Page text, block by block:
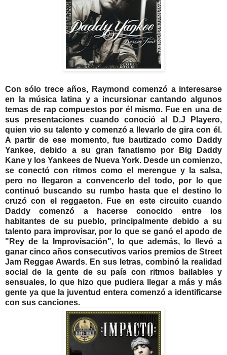
Con sólo trece años, Raymond comenzó a interesarse
en la música latina y a incursionar cantando algunos
temas de rap compuestos por él mismo. Fue en una de
sus presentaciones cuando conoció al D.J Playero,
quien vio su talento y comenzó a llevarlo de gira con él.
A partir de ese momento, fue bautizado como Daddy
Yankee, debido a su gran fanatismo por Big Daddy
Kane y los Yankees de Nueva York. Desde un comienzo,
se conectó con ritmos como el merengue y la salsa,
pero no llegaron a convencerlo del todo, por lo que
continuó buscando su rumbo hasta que el destino lo
cruzó con el reggaeton.
Fue en este circuito cuando
Daddy comenzó a hacerse conocido entre los
habitantes de su pueblo, principalmente debido a su
talento para improvisar, por lo que se ganó el apodo de
"Rey de la Improvisación", lo que además, lo llevó a
ganar cinco años consecutivos varios premios de Street
Jam Reggae Awards. En sus letras, combinó la realidad
social de la gente de su país con ritmos bailables y
sensuales, lo que hizo que pudiera llegar a más y más
gente ya que la juventud entera comenzó a identificarse
con sus canciones.